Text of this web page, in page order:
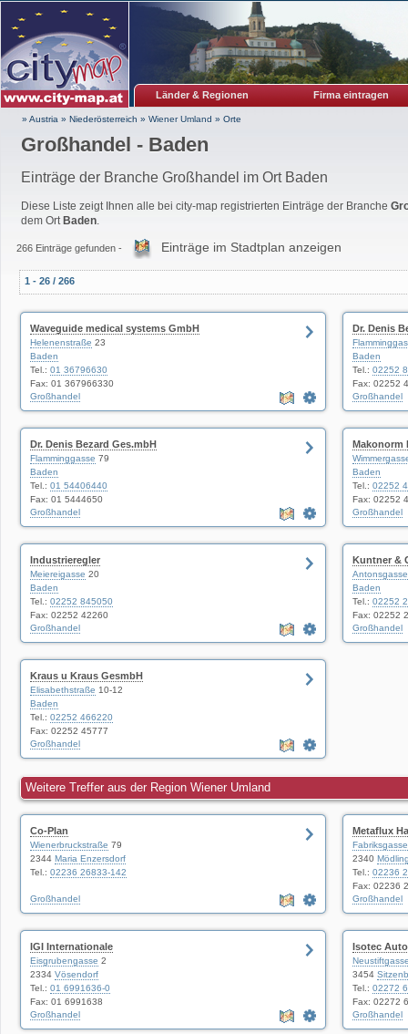
Länder & Regionen Firma eintragen
» Austria » Niederösterreich » Wiener Umland » Orte
Großhandel - Baden
Einträge der Branche Großhandel im Ort Baden
Diese Liste zeigt Ihnen alle bei city-map registrierten Einträge der Branche
dem Ort Baden.
266 Einträge gefunden - Einträge im Stadtplan anzeigen
1 - 26 / 266
Waveguide medical systems GmbH
Helenenstraße 23
Baden
Tel.: 01 36796630
Fax: 01 367966330
Großhandel
Dr. Denis
Baden
Tel.: 02252
Fax: 02252
Großhandel
Dr. Denis Bezard Ges.mbH
Flamminggasse 79
Baden
Tel.: 01 54406440
Fax: 01 5444650
Großhandel
Makonorm
Baden
Tel.: 02252
Fax: 02252
Großhandel
Industrieregler
Meiereigasse 20
Baden
Tel.: 02252 845050
Fax: 02252 42260
Großhandel
Kuntner &
Antonsgasse
Baden
Tel.: 02252
Fax: 02252
Großhandel
Kraus u Kraus GesmbH
Elisabethstraße 10-12
Baden
Tel.: 02252 466220
Fax: 02252 45777
Großhandel
Weitere Treffer aus der Region Wiener Umland
Co-Plan
Wienerbruckstraße 79
2344 Maria Enzersdorf
Tel.: 02236 26833-142
Großhandel
Metaflux
Fabriksgasse
2340
Tel.: 02236
Fax: 02236
Großhandel
IGI Internationale
Eisgrubengasse 2
2334 Vösendorf
Tel.: 01 6991636-0
Fax: 01 6991638
Großhandel
Isotec
3454
Tel.: 02272
Fax: 02272
Großhandel